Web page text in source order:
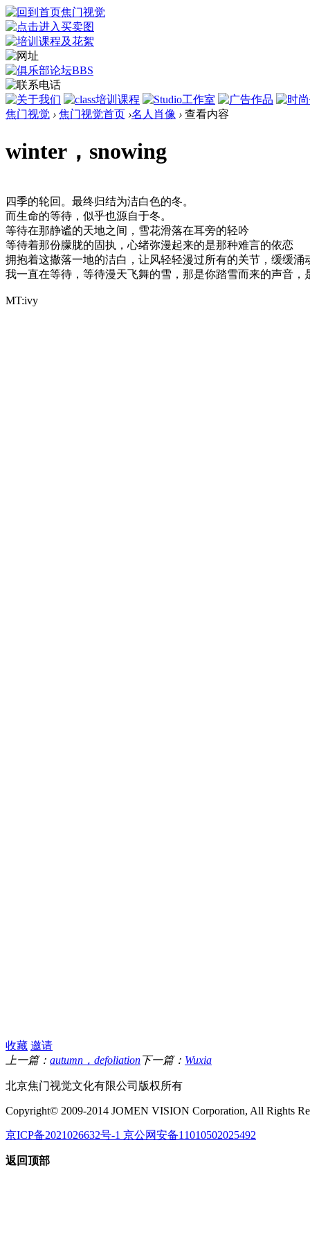
焦门视觉 › 焦门视觉首页 ›名人肖像 › 查看内容
winter，snowing
四季的轮回。最终归结为洁白色的冬。
而生命的等待，似乎也源自于冬。
等待在那静谧的天地之间，雪花滑落在耳旁的轻吟
等待着那份朦胧的固执，心绪弥漫起来的是那种难言的依恋
拥抱着这撒落一地的洁白，让风轻轻漫过所有的关节，缓缓
我一直在等待，等待漫天飞舞的雪，那是你踏雪而来的声音
MT:ivy
收藏 邀请
上一篇： autumn，defoliation下一篇： Wuxia
北京焦门视觉文化有限公司版权所有
Copyright© 2009-2014 JOMEN VISION Corporation, All Rights
京ICP备2021026632号-1 京公网安备11010502025492
返回顶部